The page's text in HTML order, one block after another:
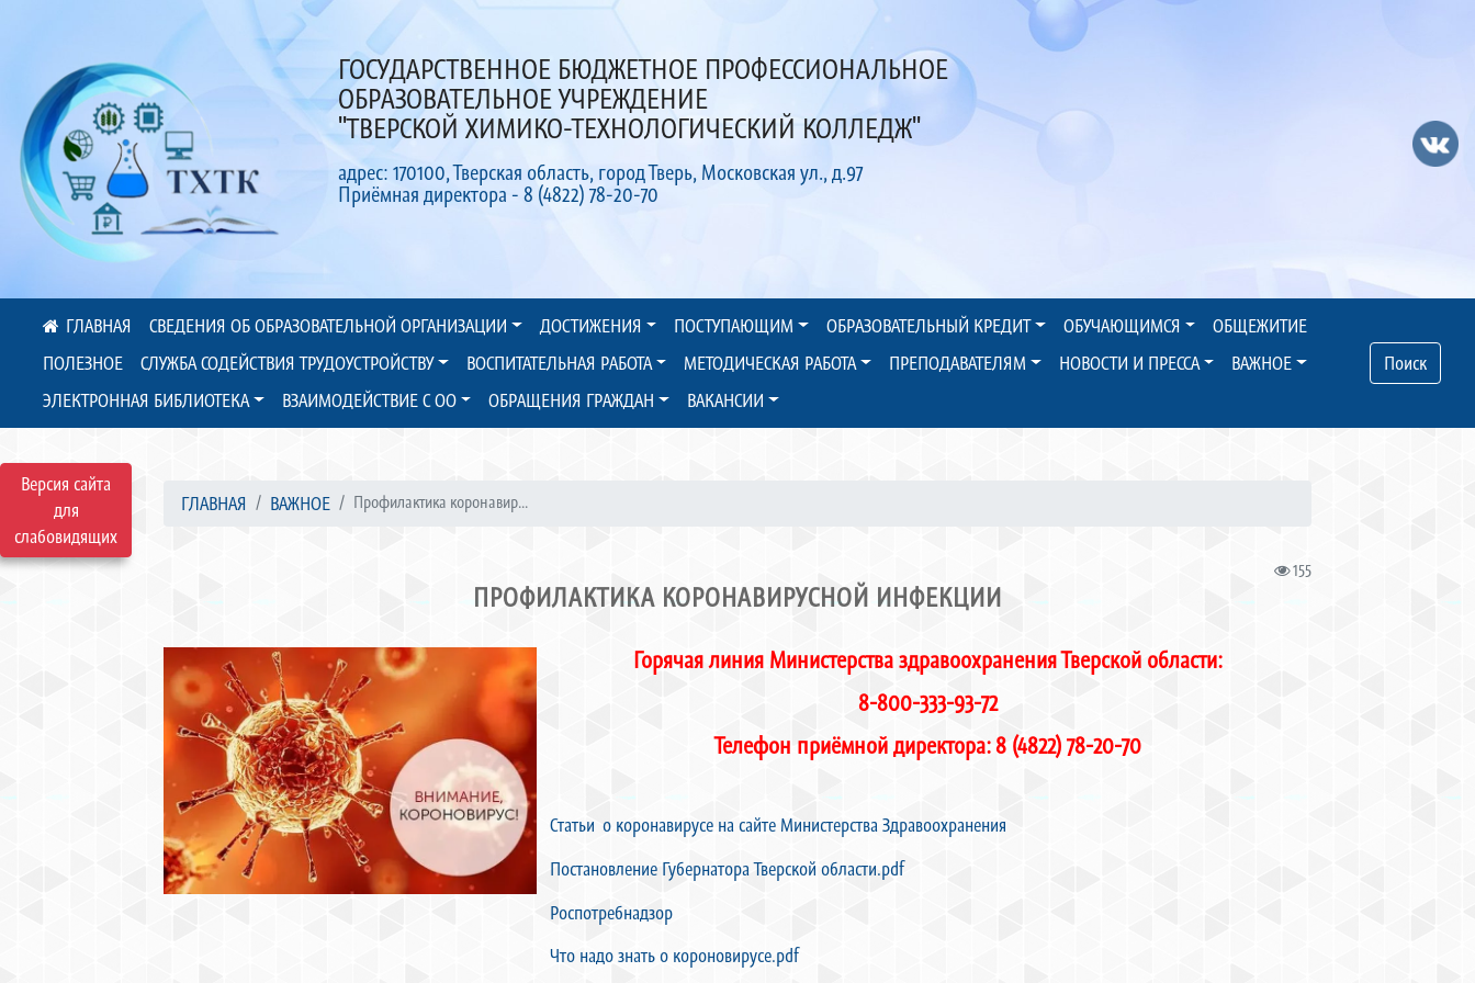
Версия сайта
для
слабовидящих
ГОСУДАРСТВЕННОЕ БЮДЖЕТНОЕ ПРОФЕССИОНАЛЬНОЕ
ОБРАЗОВАТЕЛЬНОЕ УЧРЕЖДЕНИЕ
"ТВЕРСКОЙ ХИМИКО-ТЕХНОЛОГИЧЕСКИЙ КОЛЛЕДЖ"
адрес: 170100, Тверская область, город Тверь, Московская ул., д.97
Приёмная директора - 8 (4822) 78-20-70
СВЕДЕНИЯ ОБ ОБРАЗОВАТЕЛЬНОЙ ОРГАНИЗАЦИИ ДОСТИЖЕНИЯ ПОСТУПАЮЩИМ ОБРАЗОВАТЕЛЬНЫЙ КРЕДИТ ОБУЧАЮЩИМСЯ
ОБЩЕЖИТИЕ
ПОЛЕЗНОЕ
СЛУЖБА СОДЕЙСТВИЯ ТРУДОУСТРОЙСТВУ ВОСПИТАТЕЛЬНАЯ РАБОТА МЕТОДИЧЕСКАЯ РАБОТА ПРЕПОДАВАТЕЛЯМ НОВОСТИ И ПРЕССА
ВАЖНОЕ
ЭЛЕКТРОННАЯ БИБЛИОТЕКА
ВЗАИМОДЕЙСТВИЕ С ОО ОБРАЩЕНИЯ ГРАЖДАН ВАКАНСИИ
Поиск
ГЛАВНАЯ ВАЖНОЕ Профилактика коронавир...
155
ПРОФИЛАКТИКА КОРОНАВИРУСНОЙ ИНФЕКЦИИ
Горячая линия Министерства здравоохранения Тверской области:
8-800-333-93-72
Телефон приёмной директора:8 (4822) 78-20-70
Статьи о коронавирусе на сайте Министерства Здравоохранения
Постановление Губернатора Тверской области.pdf
Роспотребнадзор
Что надо знать о короновирусе.pdf